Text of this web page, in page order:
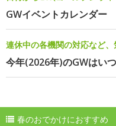
GWイベントカレンダー
連休中の各機関の対応など
今年(2026年)のGWはい
春のおでかけにおすすめ